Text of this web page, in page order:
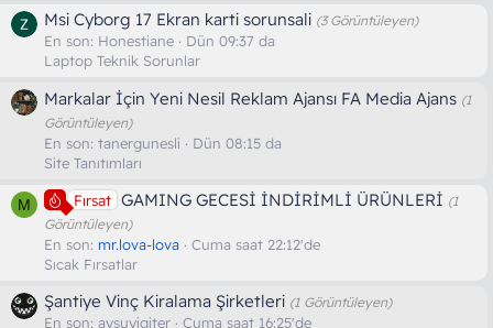
Msi Cyborg 17 Ekran karti sorunsali (3 Görüntüleyen)
En son: Honestiane
Dün 09:37 da
Laptop Teknik Sorunlar
Markalar İçin Yeni Nesil Reklam Ajansı FA Media Ajans (1
Görüntüleyen)
En son: tanergunesli
Dün 08:15 da
Site Tanıtımları
M Fırsat GAMING GECESİ İNDİRİMLİ ÜRÜNLERİ (1
Görüntüleyen)
En son: mr.lova-lova
Cuma saat 22:12'de
Sıcak Fırsatlar
Şantiye Vinç Kiralama Şirketleri (1 Görüntüleyen)
En son: aysuyigiter
Cuma saat 16:25'de